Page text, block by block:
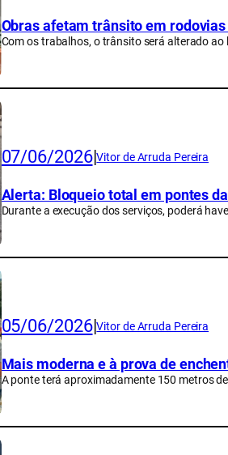
Obras afetam trânsito em
Com os trabalhos, o trânsito será alterado
07/06/2026|Vitor de Arruda Pereira
Alerta: Bloqueio total em pontes
Durante a execução dos serviços, poderá
05/06/2026|Vitor de Arruda Pereira
Mais moderna e à prova de
A ponte terá aproximadamente 150 metros